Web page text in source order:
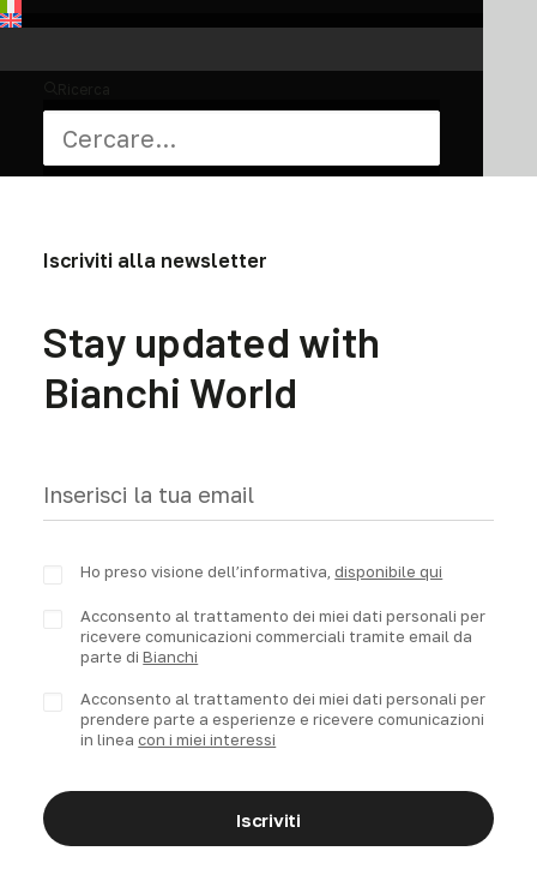
Iscriviti alla newsletter
Stay updated with
Bianchi World
Ho preso visione dell’informativa,disponibile qui
Acconsento al trattamento dei miei dati personali per
ricevere comunicazioni commerciali tramite email da
parte diBianchi
Acconsento al trattamento dei miei dati personali per
prendere parte a esperienze e ricevere comunicazioni
in lineacon i miei interessi